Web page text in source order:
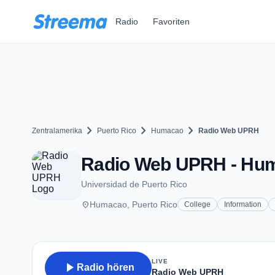
Radio Favoriten
Zentralamerika chevron_right Puerto Rico chevron_right Humacao chevron_right Radio Web UPRH
Radio Web UPRH -
Universidad de Puerto Rico
placeHumacao, Puerto Rico College Information
play_arrow Radio hören
LIVE
Radio Web UPRH